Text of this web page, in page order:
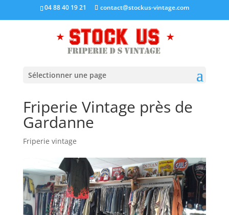
04 88 40 19 21 contact@stockus-vintage.com
Sélectionner une page
Friperie Vintage près de
Gardanne
Friperie vintage